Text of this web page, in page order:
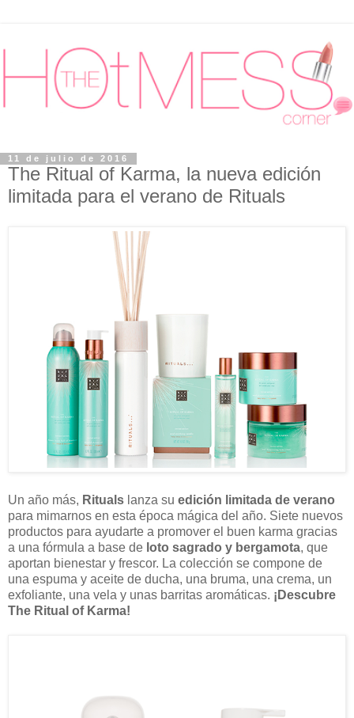
11 de julio de 2016
The Ritual of Karma, la nueva edición
limitada para el verano de Rituals
Un año más, Rituals lanza su edición limitada de verano
para mimarnos en esta época mágica del año. Siete nuevos
productos para ayudarte a promover el buen karma gracias
a una fórmula a base de loto sagrado y bergamota, que
aportan bienestar y frescor. La colección se compone de
una espuma y aceite de ducha, una bruma, una crema, un
exfoliante, una vela y unas barritas aromáticas. ¡Descubre
The Ritual of Karma!